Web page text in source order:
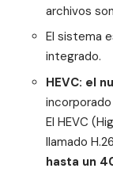
archivos
El sistema
integrado.
HEVC: el
El HEVC
llamado
hasta un